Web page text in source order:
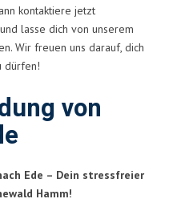
kontaktiere jetzt
lasse dich von unserem
Wir freuen uns darauf, dich
dürfen!
von
Ede – Dein stressfreier
Hamm!